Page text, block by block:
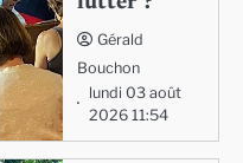
Gérald
Bouchon
lundi 03 août
2026 11:54